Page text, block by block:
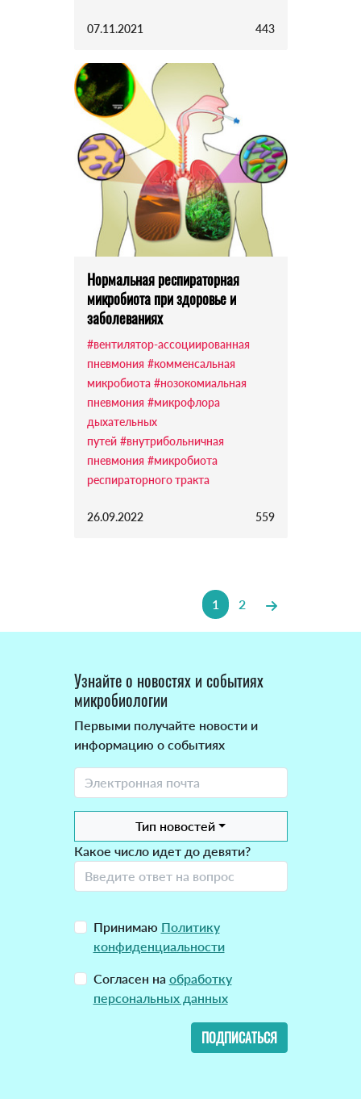
07.11.2021 443
Нормальная респираторная
микробиота при здоровье и
заболеваниях
#вентилятор-ассоциированная
пневмония #комменсальная
микробиота #нозокомиальная
пневмония #микрофлора
дыхательных
путей #внутрибольничная
пневмония #микробиота
респираторного тракта
26.09.2022 559
1 2
Узнайте о новостях и событиях
микробиологии
Первыми получайте новости и
информацию о событиях
Тип новостей
Какое число идет до девяти?
Принимаю Политику
конфиденциальности
Согласен на обработку
персональных данных
ПОДПИСАТЬСЯ